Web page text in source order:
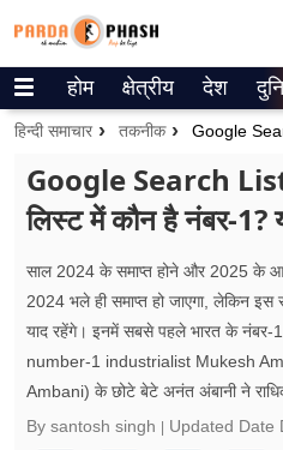
Trending on Google News
वेब स्टोरीज
उत्तर प्रदेश
गैलरी
वीडियो
रिलेशनशिप
होम क्षेत्रीय देश
हिन्दी समाचार तकनीक
Google Search List
लिस्ट में कौन है नंबर-1?
साल 2024 के समाप्त होने और 2025 के
2024 भले ही समाप्त हो जाएगा, लेकिन
याद रहेंगे। इनमें सबसे पहले भारत के नंबर-
number-1 industrialist Mukesh
Ambani) के छोटे बेटे अनंत अंबानी ने
By santosh singh
Updated Date